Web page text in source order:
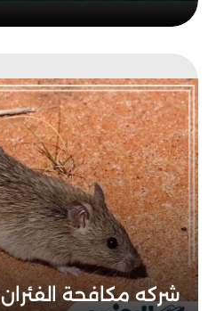
شركه مكافحة الفئران